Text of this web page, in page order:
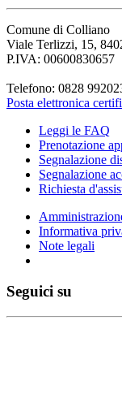
Comune di Colliano
Viale Terlizzi, 15,
P.IVA: 00600830657
Telefono: 0828
Posta elettronica
Leggi le FAQ
Prenotazione
Segnalazione
Segnalazione
Richiesta
Informativa
Note legali
Seguici su